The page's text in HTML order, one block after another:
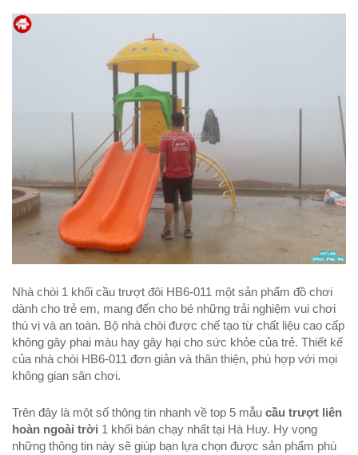
Nhà chòi 1 khối cầu trượt đôi HB6-011 một sản phẩm đồ chơi
dành cho trẻ em, mang đến cho bé những trải nghiệm vui chơi
thú vị và an toàn. Bộ nhà chòi được chế tạo từ chất liệu cao cấp
không gây phai màu hay gây hại cho sức khỏe của trẻ. Thiết kế
của nhà chòi HB6-011 đơn giản và thân thiện, phù hợp với mọi
không gian sân chơi.
Trên đây là một số thông tin nhanh về top 5 mẫu cầu trượt liên
hoàn ngoài trời 1 khối bán chạy nhất tại Hà Huy. Hy vọng
những thông tin này sẽ giúp bạn lựa chọn được sản phẩm phù